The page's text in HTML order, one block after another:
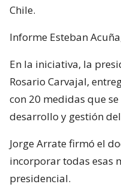
Chile.
Informe Esteban
En la iniciativa, la
Rosario Carvajal,
con 20 medidas que
desarrollo y gestión
Jorge Arrate firmó el
incorporar todas esas
presidencial.